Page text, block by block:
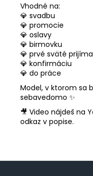
Vhodné na:
💎 svadbu
💎 promocie
💎 oslavy
💎 birmovku
💎 prvé sväté
💎 konfirmáciu
💎 do práce
Model, v ktorom sa
sebavedomo ✨
🎥 Video nájdeš na
odkaz v popise.
Z